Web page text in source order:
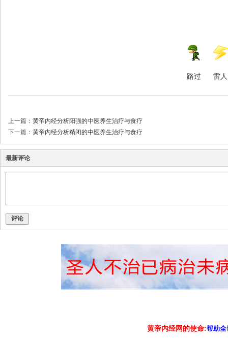
路过 雷人
上一篇： 黄帝内经分析阳强的中医养生治疗与食疗
下一篇： 黄帝内经分析精闭的中医养生治疗与食疗
最新评论
评论
黄帝内经网的使命:帮助